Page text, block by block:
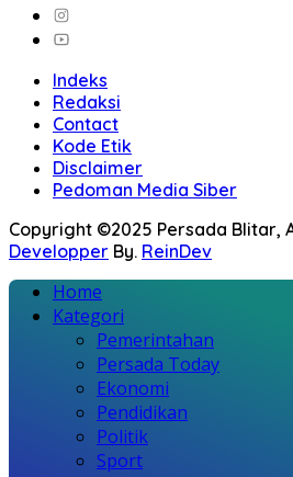
Indeks
Redaksi
Contact
Kode Etik
Disclaimer
Pedoman Media Siber
Copyright ©2025 Persada Blitar,
Developper By. ReinDev
Home
Kategori
Pemerintahan
Persada Today
Ekonomi
Pendidikan
Politik
Sport